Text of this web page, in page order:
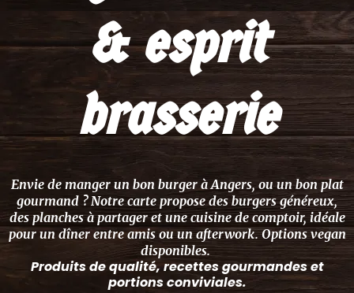
& esprit
brasserie
Envie de manger un bon burger à Angers, ou un bon plat
gourmand ? Notre carte propose des burgers généreux,
des planches à partager et une cuisine de comptoir, idéale
pour un dîner entre amis ou un afterwork. Options vegan
disponibles.
Produits de qualité, recettes gourmandes et
portions conviviales.